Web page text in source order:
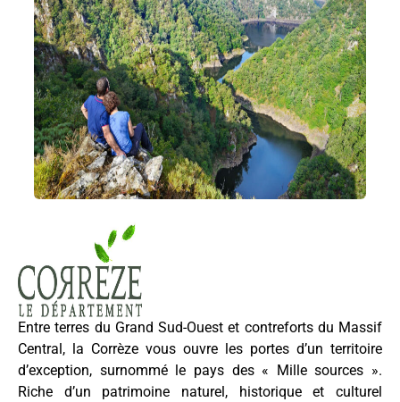
Entre terres du Grand Sud-Ouest et contreforts du Massif
Central, la Corrèze vous ouvre les portes d’un territoire
d’exception, surnommé le pays des « Mille sources ».
Riche d’un patrimoine naturel, historique et culturel